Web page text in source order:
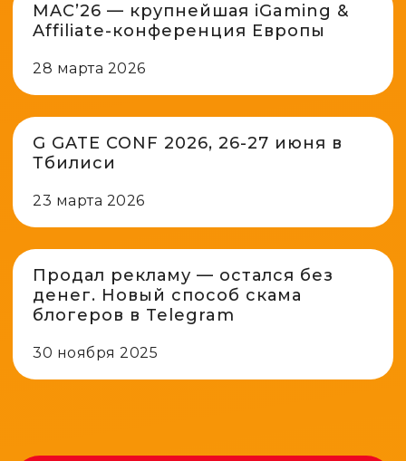
MAC’26 — крупнейшая iGaming &
Affiliate-конференция Европы
28 марта 2026
G GATE CONF 2026, 26-27 июня в
Тбилиси
23 марта 2026
Продал рекламу — остался без
денег. Новый способ скама
блогеров в Telegram
30 ноября 2025